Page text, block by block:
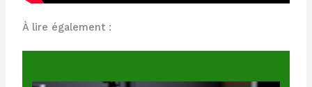
À lire également :